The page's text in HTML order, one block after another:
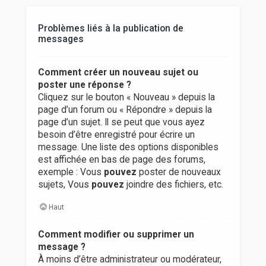
Problèmes liés à la publication de
messages
Comment créer un nouveau sujet ou
poster une réponse ?
Cliquez sur le bouton « Nouveau » depuis la
page d’un forum ou « Répondre » depuis la
page d’un sujet. Il se peut que vous ayez
besoin d’être enregistré pour écrire un
message. Une liste des options disponibles
est affichée en bas de page des forums,
exemple : Vous pouvez poster de nouveaux
sujets, Vous pouvez joindre des fichiers, etc.
Haut
Comment modifier ou supprimer un
message ?
À moins d’être administrateur ou modérateur,